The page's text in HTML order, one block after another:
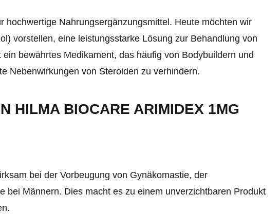
hochwertige Nahrungsergänzungsmittel. Heute möchten wir
vorstellen, eine leistungsstarke Lösung zur Behandlung von
bewährtes Medikament, das häufig von Bodybuildern und
Nebenwirkungen von Steroiden zu verhindern.
HILMA BIOCARE ARIMIDEX 1MG
bei der Vorbeugung von Gynäkomastie, der
bei Männern. Dies macht es zu einem unverzichtbaren Produkt